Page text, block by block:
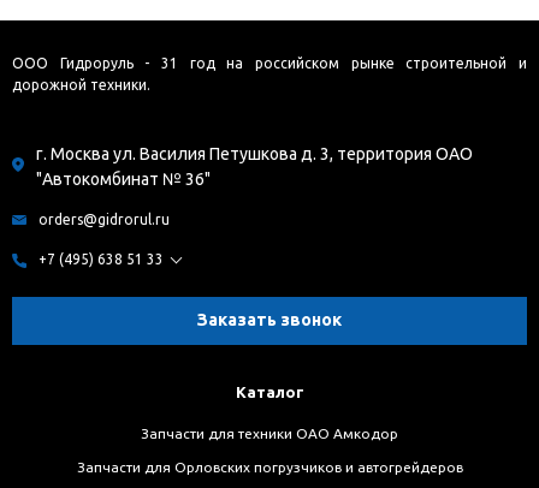
ООО Гидроруль - 31 год на российском рынке строительной и
дорожной техники.
г. Москва ул. Василия Петушкова д. 3, территория ОАО
"Автокомбинат № 36"
orders@gidrorul.ru
+7 (495) 638 51 33
Заказать звонок
Каталог
Запчасти для техники ОАО Амкодор
Запчасти для Орловских погрузчиков и автогрейдеров